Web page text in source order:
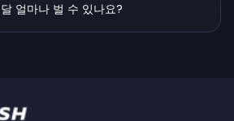
얼마나 벌 수 있나요?